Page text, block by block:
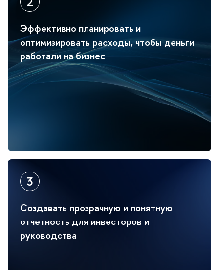
Эффективно планировать и
оптимизировать расходы, чтобы деньги
работали на бизнес
Создавать прозрачную и понятную
отчетность для инвесторов и
руководства